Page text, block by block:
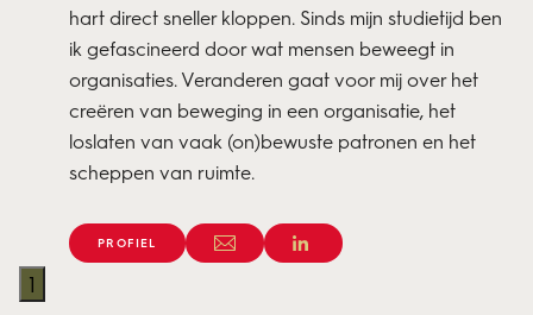
hart direct sneller kloppen. Sinds mijn studietijd ben
ik gefascineerd door wat mensen beweegt in
organisaties. Veranderen gaat voor mij over het
creëren van beweging in een organisatie, het
loslaten van vaak (on)bewuste patronen en het
scheppen van ruimte.
PROFIEL
1